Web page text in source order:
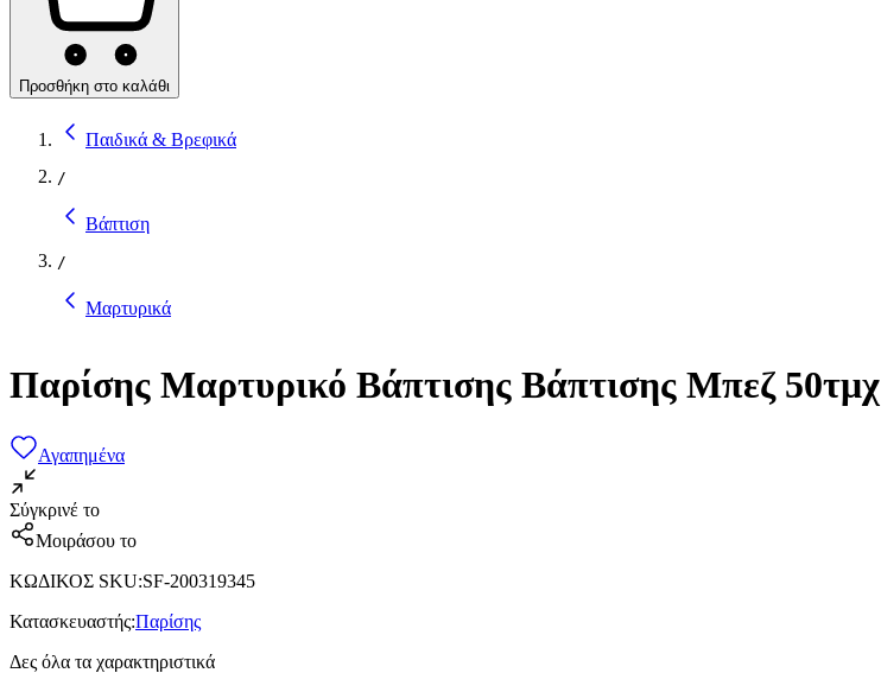
Προσθήκη στο καλάθι
Παιδικά & Βρεφικά
/
Βάπτιση
/
Μαρτυρικά
Παρίσης Μαρτυρικό Βάπτισης Βάπτισης Μπεζ 50τμχ
Αγαπημένα
Σύγκρινέ το
Μοιράσου το
ΚΩΔΙΚΟΣ SKU:SF-200319345
Κατασκευαστής:Παρίσης
Δες όλα τα χαρακτηριστικά